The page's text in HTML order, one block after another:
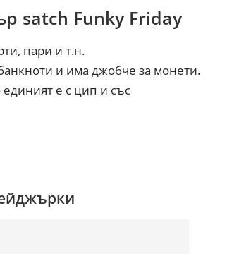
satch Funky Friday
пари и т.н.
и има джобче за монети.
е с цип и със